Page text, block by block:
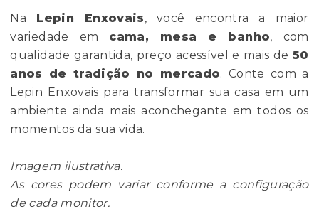
Na Lepin Enxovais, você encontra a maior
variedade em cama, mesa e banho, com
qualidade garantida, preço acessível e mais de 50
anos de tradição no mercado. Conte com a
Lepin Enxovais para transformar sua casa em um
ambiente ainda mais aconchegante em todos os
momentos da sua vida.
Imagem ilustrativa.
As cores podem variar conforme a configuração
de cada monitor.